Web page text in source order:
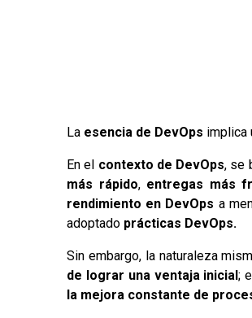
La esencia de DevOps implica
En el contexto de DevOps, se
más rápido, entregas más
rendimiento en DevOps a
adoptado prácticas DevOps.
Sin embargo, la naturaleza
de lograr una ventaja inicial;
la mejora constante de